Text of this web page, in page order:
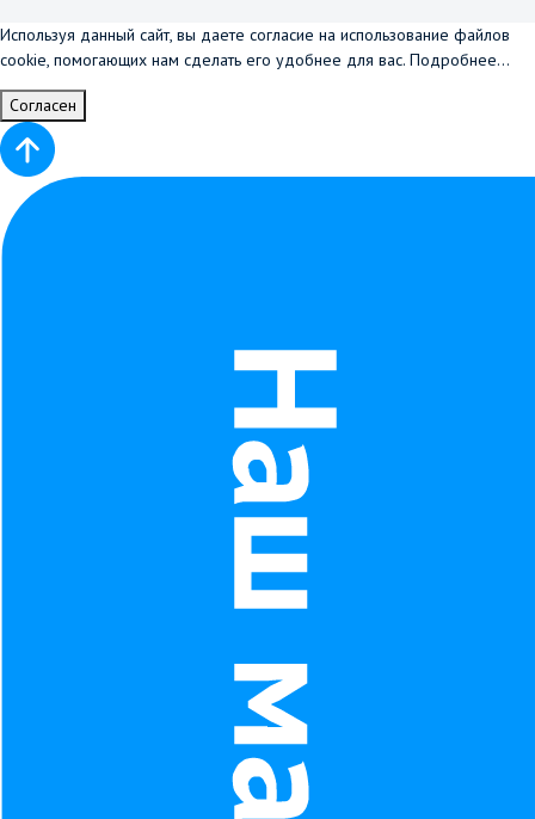
Используя данный сайт, вы даете согласие на использование файлов
cookie, помогающих нам сделать его удобнее для вас. Подробнее...
Согласен